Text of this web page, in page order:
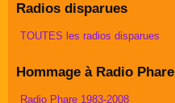
Radios disparues
TOUTES les radios disparues
Hommage à Radio Phare
Radio Phare 1983-2008